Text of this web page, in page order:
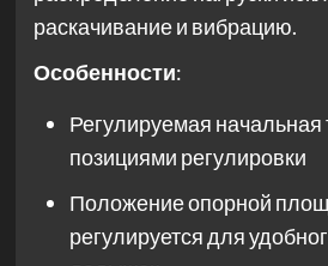
раскачивание и вибрацию.
Особенности:
Регулируемая начальная
позициями регулировки
Положение опорной
регулируется для